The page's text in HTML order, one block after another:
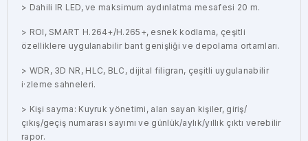
> Dahili IR LED, ve maksimum aydınlatma mesafesi 20 m.
> ROI, SMART H.264+/H.265+, esnek kodlama, çeşitli
özelliklere uygulanabilir bant genişliği ve depolama ortamları.
> WDR, 3D NR, HLC, BLC, dijital filigran, çeşitli uygulanabilir
i·zleme sahneleri.
> Kişi sayma: Kuyruk yönetimi, alan sayan kişiler, giriş/
çıkış/geçiş numarası sayımı ve günlük/aylık/yıllık çıktı verebilir
rapor.